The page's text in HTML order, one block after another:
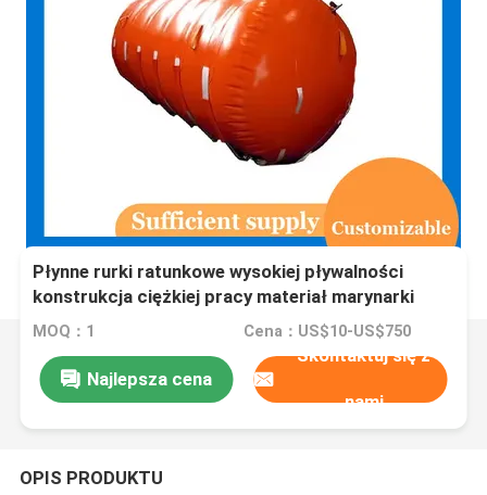
Płynne rurki ratunkowe wysokiej pływalności
konstrukcja ciężkiej pracy materiał marynarki
MOQ：1 Cena：US$10-US$750
Najlepsza cena
Skontaktuj się z
nami
OPIS PRODUKTU